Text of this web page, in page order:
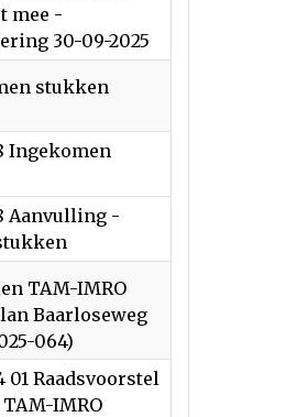
mee -
30-09-2025
stukken
Ingekomen
Aanvulling -
TAM-IMRO
Baarloseweg
064)
01 Raadsvoorstel
IMRO